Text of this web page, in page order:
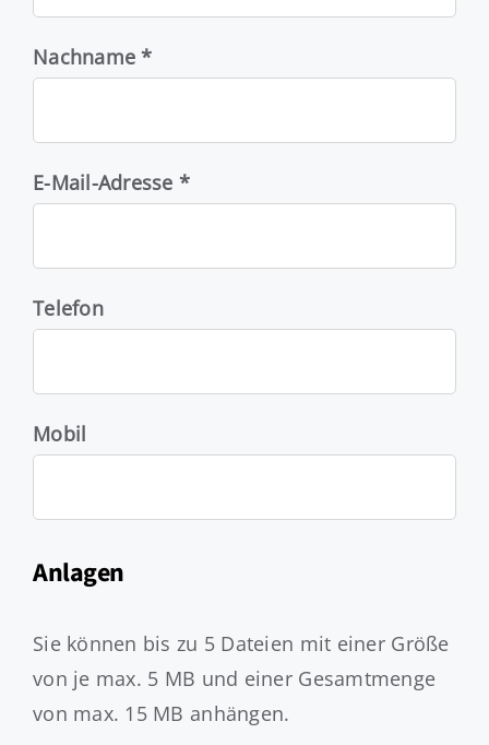
Nachname *
E-Mail-Adresse *
Telefon
Mobil
Anlagen
Sie können bis zu 5 Dateien mit einer Größe
von je max. 5 MB und einer Gesamtmenge
von max. 15 MB anhängen.